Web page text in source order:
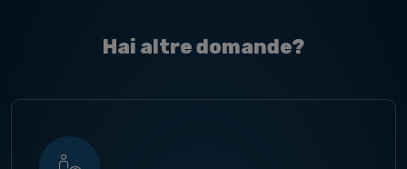
Hai altre domande?